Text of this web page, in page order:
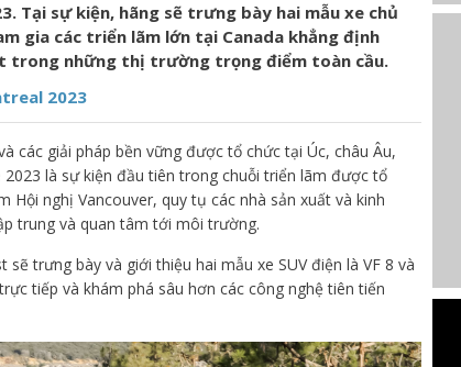
Tại sự kiện, hãng sẽ trưng bày hai mẫu xe chủ
gia các triển lãm lớn tại Canada khẳng định
trong những thị trường trọng điểm toàn cầu.
2023
các giải pháp bền vững được tổ chức tại Úc, châu Âu,
là sự kiện đầu tiên trong chuỗi triển lãm được tổ
Hội nghị Vancouver, quy tụ các nhà sản xuất và kinh
trung và quan tâm tới môi trường.
sẽ trưng bày và giới thiệu hai mẫu xe SUV điện là VF 8 và
tiếp và khám phá sâu hơn các công nghệ tiên tiến